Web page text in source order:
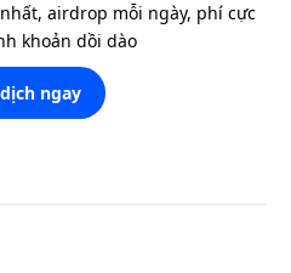
airdrop mỗi ngày, phí cực
khoản dồi dào
ngay